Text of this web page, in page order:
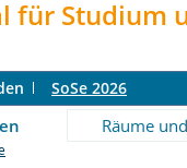
für Studium
SoSe 2026
Räume